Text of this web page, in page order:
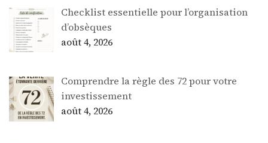
Checklist essentielle pour l’organisation
d’obsèques
août 4, 2026
Comprendre la règle des 72 pour votre
investissement
août 4, 2026